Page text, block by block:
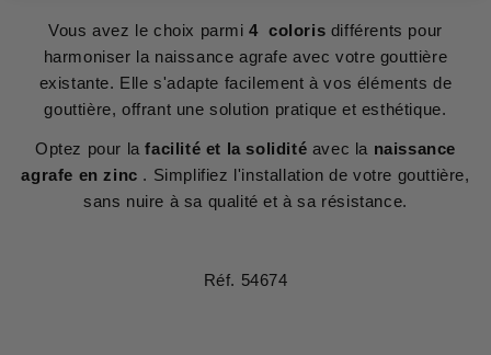
Vous avez le choix parmi4 coloris différents pour
harmoniser la naissance agrafe avec votre gouttière
existante. Elle s'adapte facilement à vos éléments de
gouttière, offrant une solution pratique et esthétique.
Optez pour lafacilité et la solidité avec la naissance
agrafe en zinc . Simplifiez l'installation de votre gouttière,
sans nuire à sa qualité et à sa résistance.
Réf. 54674